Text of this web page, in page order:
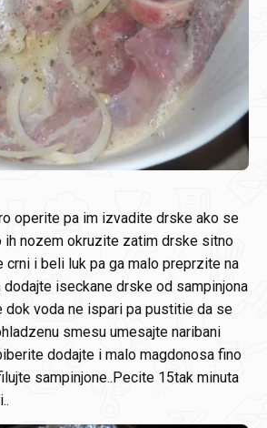
operite pa im izvadite drske ako se
ih nozem okruzite zatim drske sitno
crni i beli luk pa ga malo preprzite na
iseckane drske od sampinjona
dok voda ne ispari pa pustitie da se
smesu umesajte naribani
dodajte i malo magdonosa fino
sampinjone..Pecite 15tak minuta